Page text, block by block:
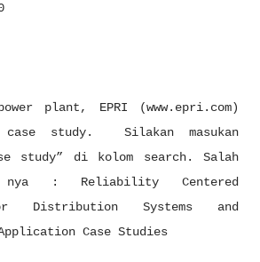
plant, EPRI (www.epri.com)
case study. Silakan masukan
study” di kolom search. Salah
: Reliability Centered
Distribution Systems and
Case Studies